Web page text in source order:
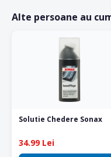
Alte persoane au
Solutie Chedere Sonax
34.99 Lei